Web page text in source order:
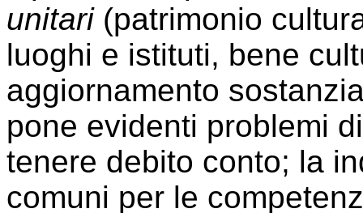
unitari(patrimonio
luoghi e istituti, bene
aggiornamento
pone evidenti problemi
tenere debito conto; la
comuni per le